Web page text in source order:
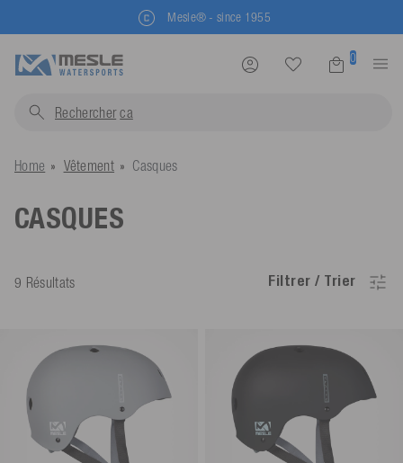
Mesle® - since 1955
0
Rechercher gi
Home Vêtement Casques
CASQUES
9 Résultats Filtrer / Trier